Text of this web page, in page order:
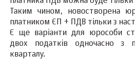
Таким чином, новостворена
платником ЄП + ПДВ тільки з
Є ще варіанти для юрособи
двох податків одночасно з
кварталу.